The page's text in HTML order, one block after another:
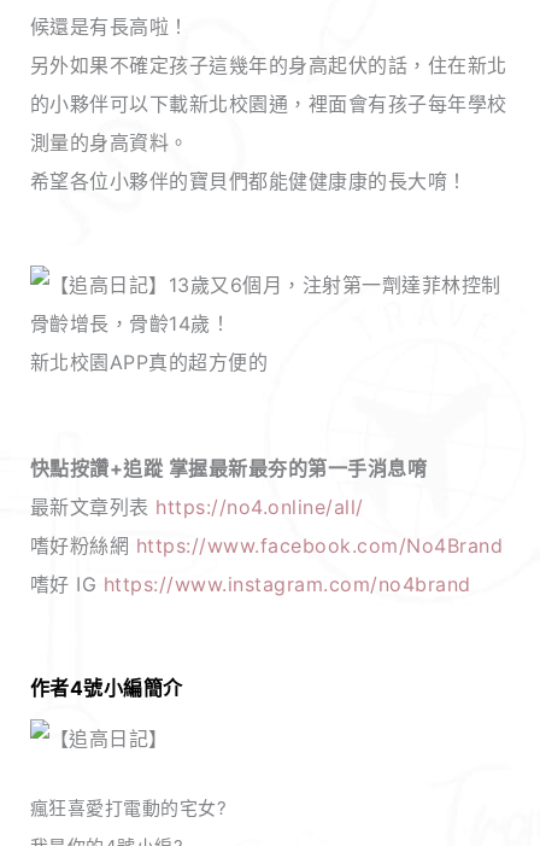
候還是有長高啦！
另外如果不確定孩子這幾年的身高起伏的話，住在新北
的小夥伴可以下載新北校園通，裡面會有孩子每年學校
測量的身高資料。
希望各位小夥伴的寶貝們都能健健康康的長大唷！
新北校園APP真的超方便的
快點按讚+追蹤 掌握最新最夯的第一手消息唷
最新文章列表 https://no4.online/all/
嗜好粉絲網 https://www.facebook.com/No4Brand
嗜好 IG https://www.instagram.com/no4brand
作者4號小編簡介
瘋狂喜愛打電動的宅女?